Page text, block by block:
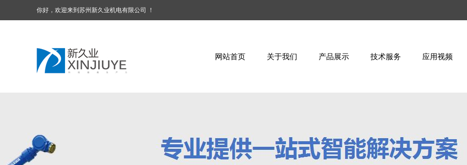
你好，欢迎来到苏州新久业机电有限公司 ！
网站首页 关于我们 产品展示 技术服务 应用视频